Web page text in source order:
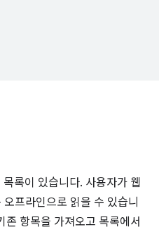
록이 있습니다. 사용자가 웹
프라인으로 읽을 수 있습니
항목을 가져오고 목록에서